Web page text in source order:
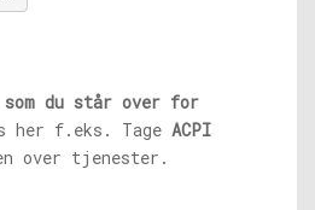
som du står over for
her f.eks. Tage ACPI
over tjenester.